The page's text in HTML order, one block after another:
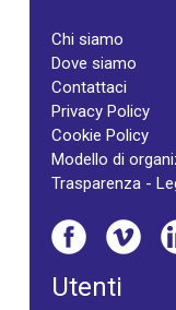
Chi siamo
Dove siamo
Contattaci
Privacy Policy
Cookie Policy
Modello di
Trasparenza -
Utenti